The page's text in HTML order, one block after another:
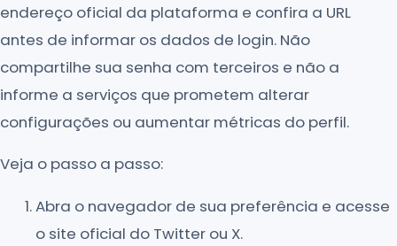
endereço oficial da plataforma e confira a URL
antes de informar os dados de login. Não
compartilhe sua senha com terceiros e não a
informe a serviços que prometem alterar
configurações ou aumentar métricas do perfil.
Veja o passo a passo:
Abra o navegador de sua preferência e acesse
o site oficial do Twitter ou X.